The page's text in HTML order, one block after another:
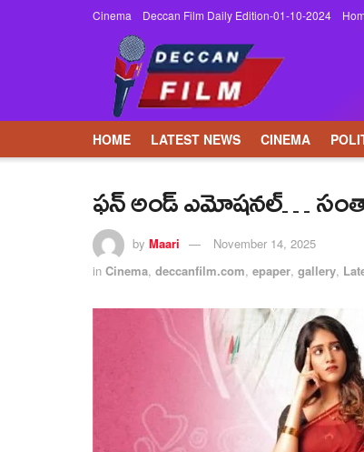
Cinema Deccan Film Daily Edition-01-10-2024
HOME LATEST NEWS CINEMA
ఫన్ అండ్ ఎమోషనల్… సంతాన
by Maari
November 14, 2025
in Cinema, deccanfilm.com, epaper, gallery,